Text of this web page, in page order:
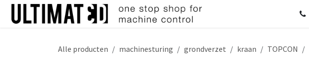
Overslaan naar inhoud
Over ons
Alle producten machinesturing grondverzet kraan TOPCON